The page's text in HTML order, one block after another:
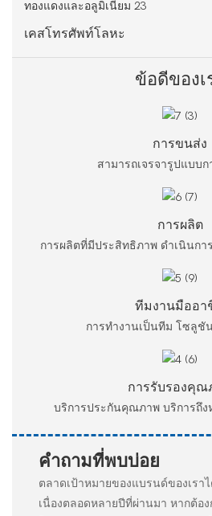
เคสโทรศัพท์โลหะ
ข้อดีของเ
การขนส่ง
สามารถเจรจารูปแบบ
การผลิต
การผลิตที่มีประสิทธิภาพ ดำเนินก
ทีมงานมืออา
การทำงานเป็นทีม โซลูชั
การรับรองคุณ
บริการประกันคุณภาพ บริการถึง
คำถามที่พบบ่อย
ตลาดเป้าหมายของแบรนด์ของเรา
เนื่องตลอดหลายปีที่ผ่านมา หากต้อ